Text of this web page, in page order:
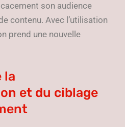
son audience
contenu. Avec l’utilisation
prend une nouvelle
la
et du ciblage